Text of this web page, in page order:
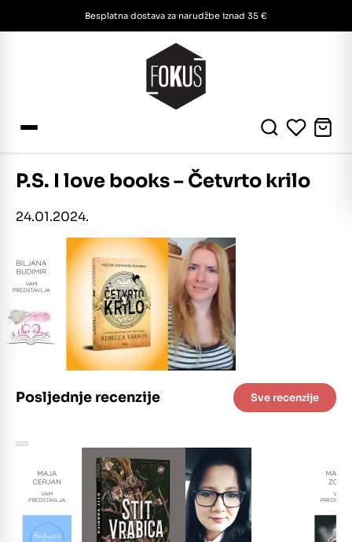
Besplatna dostava za narudžbe iznad 35 €
P.S. I love books – Četvrto krilo
24.01.2024.
Posljednje recenzije Sve recenzije